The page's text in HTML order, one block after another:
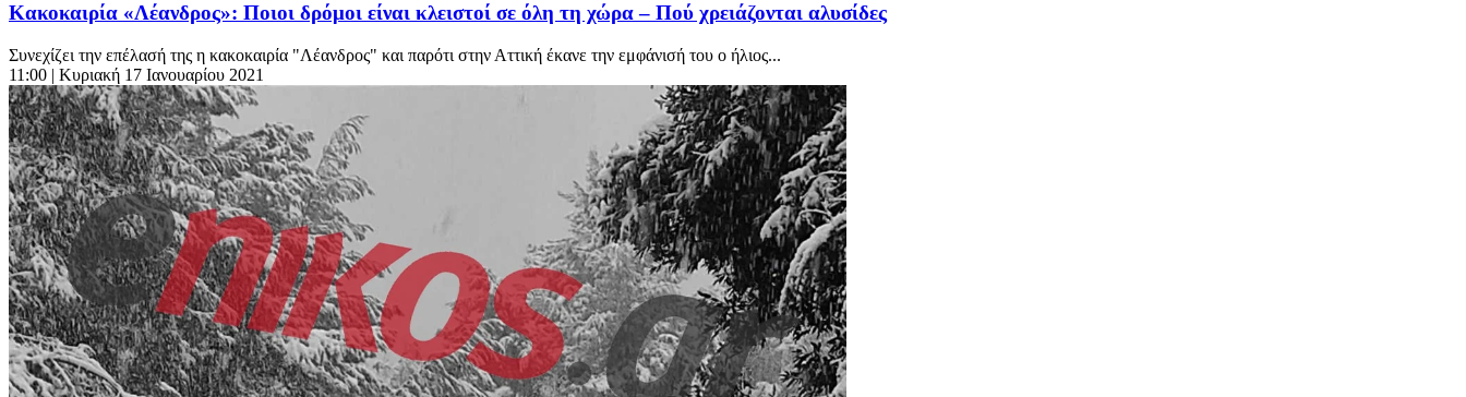
Κακοκαιρία «Λέανδρος»: Ποιοι δρόμοι είναι κλειστοί σε όλη τη χώρα – Πού χρειάζονται αλυσίδες
Συνεχίζει την επέλασή της η κακοκαιρία "Λέανδρος" και παρότι στην Αττική έκανε την εμφάνισή του ο ήλιος...
11:00 | Κυριακή 17 Ιανουαρίου 2021